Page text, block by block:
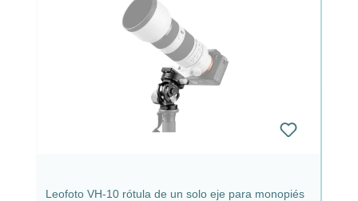
Leofoto VH-10 rótula de un solo eje para monopiés